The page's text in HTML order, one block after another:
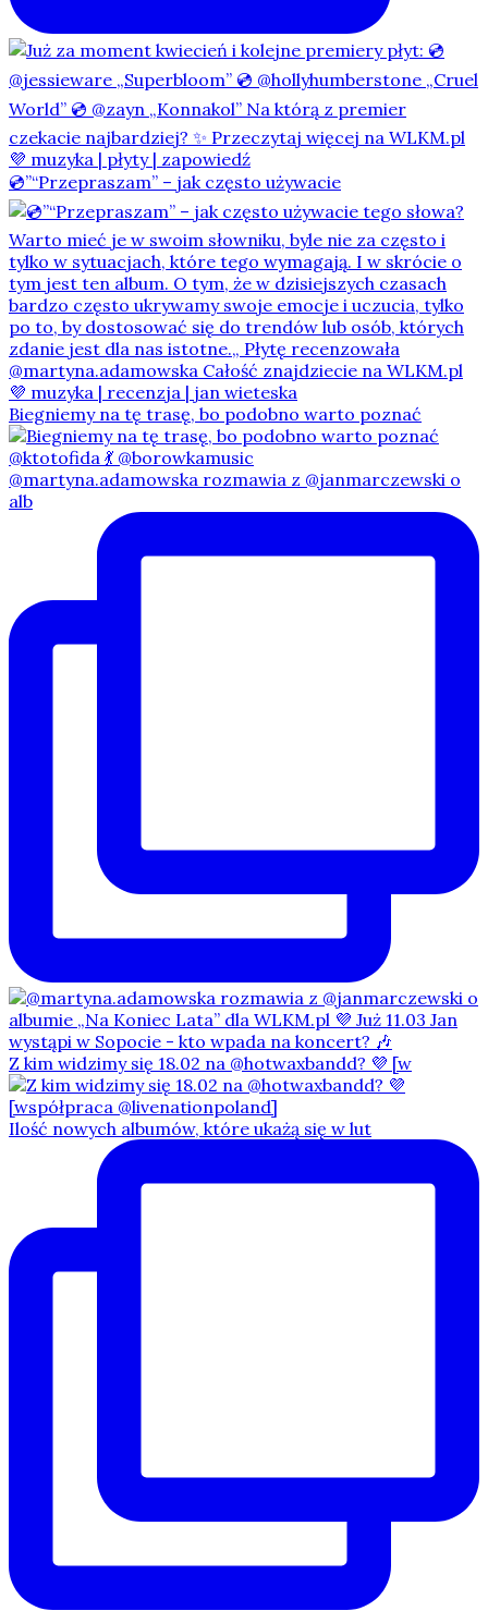
💿”“Przepraszam” – jak często używacie
Biegniemy na tę trasę, bo podobno warto poznać
@martyna.adamowska rozmawia z @janmarczewski o
alb
Z kim widzimy się 18.02 na @hotwaxbandd? 💜 [w
Ilość nowych albumów, które ukażą się w lut